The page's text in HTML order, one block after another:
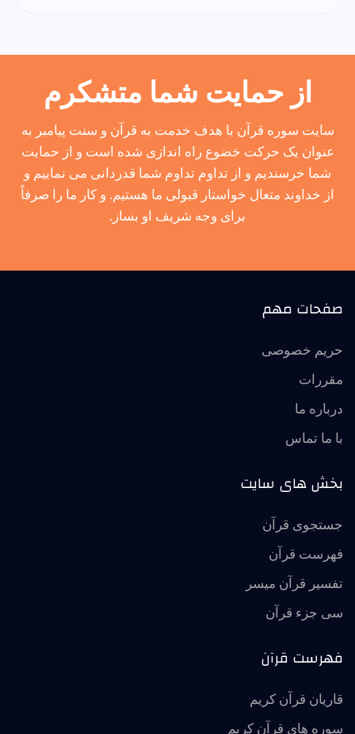
از حمایت شما متشکرم
سایت سوره قرآن با هدف خدمت به قرآن و سنت پیامبر به
عنوان یک حرکت خضوع راه اندازی شده است و از حمایت
شما خرسندیم و از تداوم تداوم شما قدردانی می نماییم و
از خداوند متعال خواستار قبولی ما هستیم. و کار ما را صرفاً
برای وجه شریف او بساز.
صفحات مهم
حریم خصوصی
مقررات
درباره ما
با ما تماس
بخش های سایت
جستجوی قرآن
فهرست قرآن
تفسير قرآن ميسر
سی جزء قرآن
فهرست قرآن
قاریان قرآن کریم
سوره های قرآن کریم